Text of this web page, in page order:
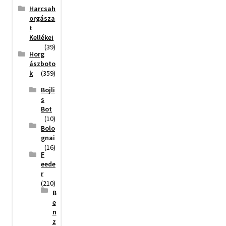
Harcsah
orgásza
t
Kellékei
(39)
Horg
ászboto
k
(359)
Bojli
s
Bot
(10)
Bolo
gnai
(16)
F
eede
r
(210)
B
e
n
z